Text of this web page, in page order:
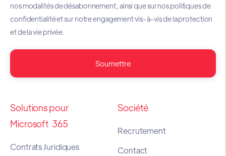
nos modalités de désabonnement, ainsi que sur nos politiques de
confidentialité et sur notre engagement vis-à-vis de la protection
et de la vie privée.
Solutions pour
Microsoft 365
Contrats Juridiques
Société
Recrutement
Contact